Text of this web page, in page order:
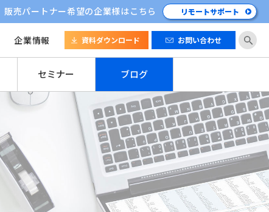
販売パートナー希望の企業様はこちら リモートサポート
企業情報 資料ダウンロード お問い合わせ
セミナー ブログ